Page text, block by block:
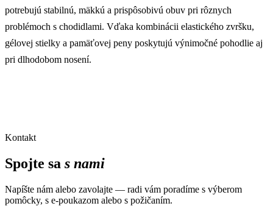
potrebujú stabilnú, mäkkú a prispôsobivú obuv pri rôznych
problémoch s chodidlami. Vďaka kombinácii elastického zvršku,
gélovej stielky a pamäťovej peny poskytujú výnimočné pohodlie aj
pri dlhodobom nosení.
Kontakt
Spojte sa s nami
Napíšte nám alebo zavolajte — radi vám poradíme s výberom
pomôcky, s e-poukazom alebo s požičaním.